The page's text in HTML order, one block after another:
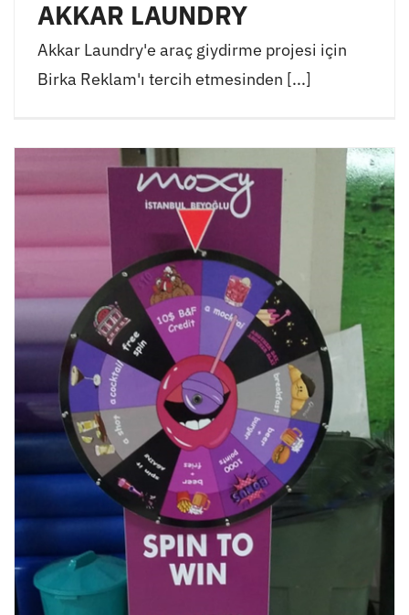
AKKAR LAUNDRY
Akkar Laundry'e araç giydirme projesi için
Birka Reklam'ı tercih etmesinden [...]